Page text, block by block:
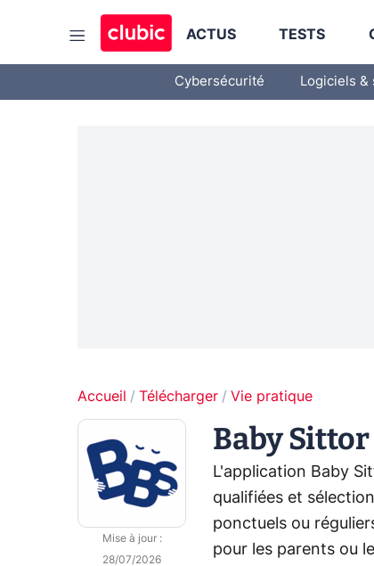
ACTUS TESTS
Cybersécurité Logiciels &
Accueil Télécharger Vie pratique
Mise à jour:
28/07/2026
Baby Sittor
L'application Baby
qualifiées et
ponctuels ou
pour les parents ou